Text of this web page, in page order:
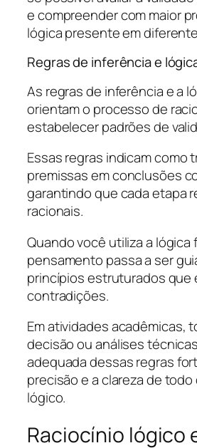
e compreender com maior
lógica presente em
Regras de inferência e
As regras de inferência e a
orientam o processo de
estabelecer padrões de
Essas regras indicam como
premissas em conclusões
garantindo que cada etapa
racionais.
Quando você utiliza a lógica
pensamento passa a ser
princípios estruturados que
contradições.
Em atividades acadêmicas,
decisão ou análises
adequada dessas regras
precisão e a clareza de
lógico.
Raciocínio lógico